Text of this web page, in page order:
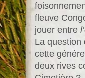
fleuve
jouer entre
La question
cette
deux rives